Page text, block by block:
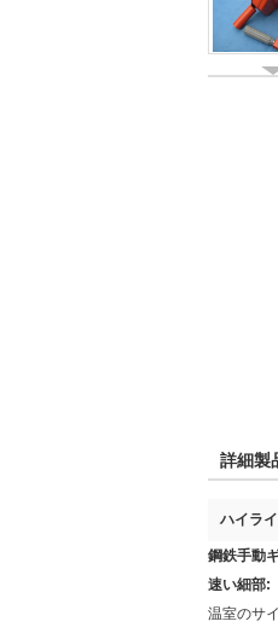
詳細製
ハイラ
鋼鉄手動
速い細部:
温室のサ